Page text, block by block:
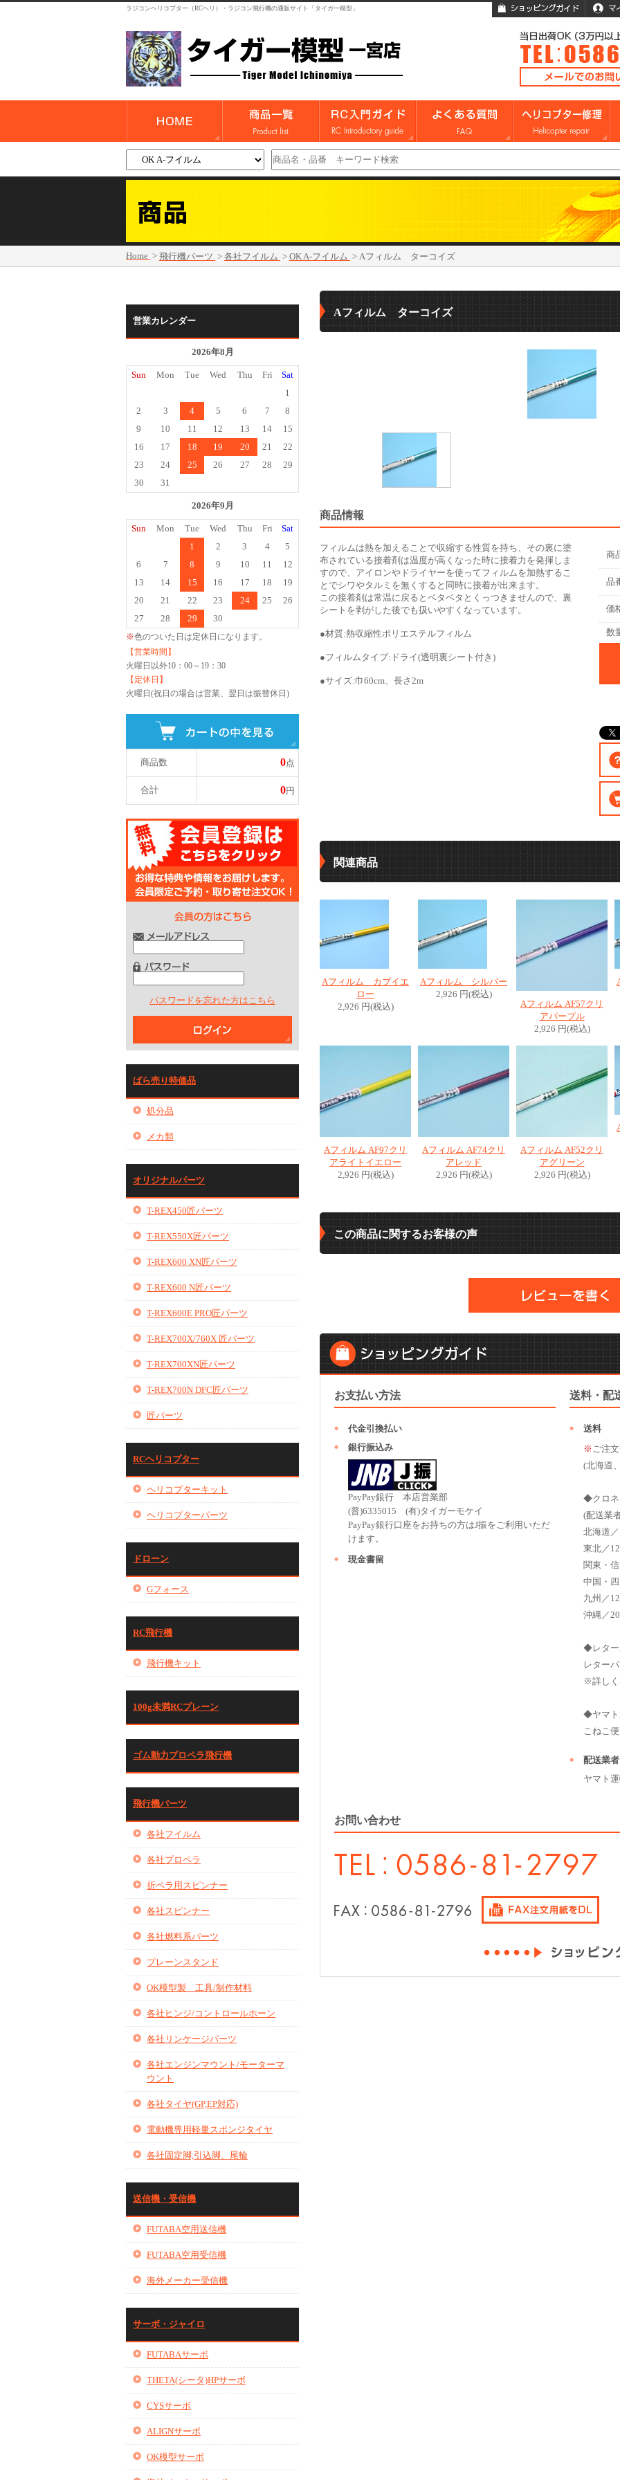
ラジコンヘリコプター（RCヘリ）・ラジコン飛行機の通販サイト「タイガー模型」
Home > 飛行機パーツ > 各社フイルム > OK A-フイルム > Aフィルム ターコイズ
営業カレンダー
2026年8月
Sun Mon Tue Wed Thu Fri
Sat
1
2
3 4 5 6 7
8
9
10 11 12 13 14
15
16
17 18 19 20 21
22
23
24 25 26 27 28
29
30
31
2026年9月
Sun Mon Tue Wed Thu Fri
Sat
1
2 3 4
5
6
7 8 9 10 11
12
13
14 15 16 17 18
19
20
21 22 23 24 25
26
27
28 29 30
※色のついた日は定休日になります。
【営業時間】
火曜日以外10：00～19：30
【定休日】
火曜日(祝日の場合は営業、翌日は振替休日)
商品数 0点
合計 0円
パスワードを忘れた方はこちら
ばら売り特価品
処分品
メカ類
オリジナルパーツ
T-REX450匠パーツ
T-REX550X匠パーツ
T-REX600 XN匠パーツ
T-REX600 N匠パーツ
T-REX600E PRO匠パーツ
T-REX700X/760X 匠パーツ
T-REX700XN匠パーツ
T-REX700N DFC匠パーツ
匠パーツ
RCヘリコプター
ヘリコプターキット
ヘリコプターパーツ
ドローン
Gフォース
RC飛行機
飛行機キット
100g未満RCプレーン
ゴム動力プロペラ飛行機
飛行機パーツ
各社フイルム
各社プロペラ
折ペラ用スピンナー
各社スピンナー
各社燃料系パーツ
プレーンスタンド
OK模型製 工具/制作材料
各社ヒンジ/コントロールホーン
各社リンケージパーツ
各社エンジンマウント/モーターマ
ウント
各社タイヤ(GP,EP対応)
電動機専用軽量スポンジタイヤ
各社固定脚,引込脚、尾輪
送信機・受信機
FUTABA空用送信機
FUTABA空用受信機
海外メーカー受信機
サーボ・ジャイロ
FUTABAサーボ
THETA(シータ)HPサーボ
CYSサーボ
ALIGNサーボ
OK模型サーボ
Aフィルム ターコイズ
商品情報
フィルムは熱を加えることで収縮する性質を持ち、その裏に塗
布されている接着剤は温度が高くなった時に接着力を発揮しま
すので、アイロンやドライヤーを使ってフィルムを加熱するこ
とでシワやタルミを無くすると同時に接着が出来ます。
この接着剤は常温に戻るとベタベタとくっつきませんので、裏
シートを剥がした後でも扱いやすくなっています。
●材質:熱収縮性ポリエステルフィルム
●フィルムタイプ:ドライ(透明裏シート付き)
●サイズ:巾60cm、長さ2m
商
品
価
数
関連商品
Aフィルム カブイエ
ロー
2,926 円(税込)
Aフィルム シルバー
2,926 円(税込)
Aフィルム AF57クリ
アパープル
2,926 円(税込)
Aフィルム AF97クリ
アライトイエロー
2,926 円(税込)
Aフィルム AF74クリ
アレッド
2,926 円(税込)
Aフィルム AF52クリ
アグリーン
2,926 円(税込)
この商品に関するお客様の声
お支払い方法
代金引換払い
銀行振込み
PayPay銀行 本店営業部
(普)6335015 (有)タイガーモケイ
PayPay銀行口座をお持ちの方はJ振をご利用いただ
けます。
現金書留
送料・配
送料
※ ご注
(北海道
◆クロネ
(配送業
北海道
東北／
関東・
中国・
九州／
沖縄／
◆レター
レター
※詳し
◆ヤマト
こねこ
配送業者
ヤマト
お問い合わせ